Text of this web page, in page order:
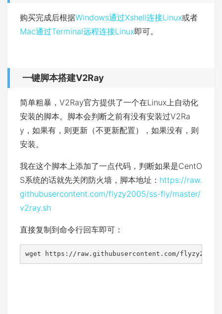
购买完成后根据Windows通过Xshell连接Linux或者
Mac通过Terminal远程连接Linux即可。
一键脚本搭建V2Ray
简单粗暴，V2Ray官方提供了一个在Linux上自动化
安装的脚本。脚本会判断之前有没有安装过V2Ra
y，如果有，则更新（不更新配置），如果没有，则
安装。
我在这个脚本上添加了一点代码，判断如果是CentO
S系统的话就先关闭防火墙，脚本地址： https://raw.
githubusercontent.com/flyzy2005/ss-fly/master/
v2ray.sh
直接复制到命令行回车即可：
wget https://raw.githubusercontent.com/